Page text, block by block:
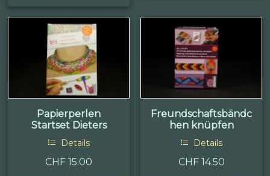
Papierperlen
Startset Dieters
Details
CHF 15.00
Freundschaftsbändc
hen knüpfen
Details
CHF 14.50